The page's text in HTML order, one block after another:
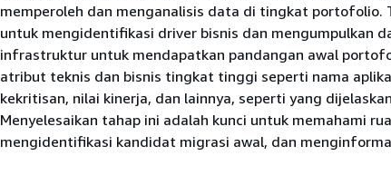
memperoleh dan menganalisis data di tingkat portofolio.
untuk mengidentifikasi driver bisnis dan mengumpulkan
infrastruktur untuk mendapatkan pandangan awal
atribut teknis dan bisnis tingkat tinggi seperti nama
kekritisan, nilai kinerja, dan lainnya, seperti yang
Menyelesaikan tahap ini adalah kunci untuk memahami
mengidentifikasi kandidat migrasi awal, dan